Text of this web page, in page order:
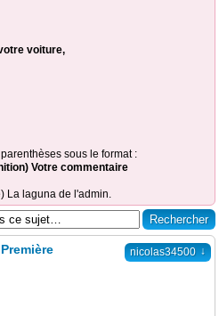
voiture,
sous le format :
Votre commentaire
La laguna de l'admin.
nicolas34500 ↓